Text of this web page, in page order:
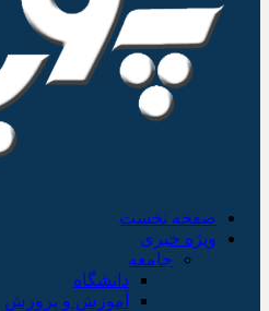
صفحه نخست
ویژه خبری
جامعه
دانشگاه
آموزش و پرورش